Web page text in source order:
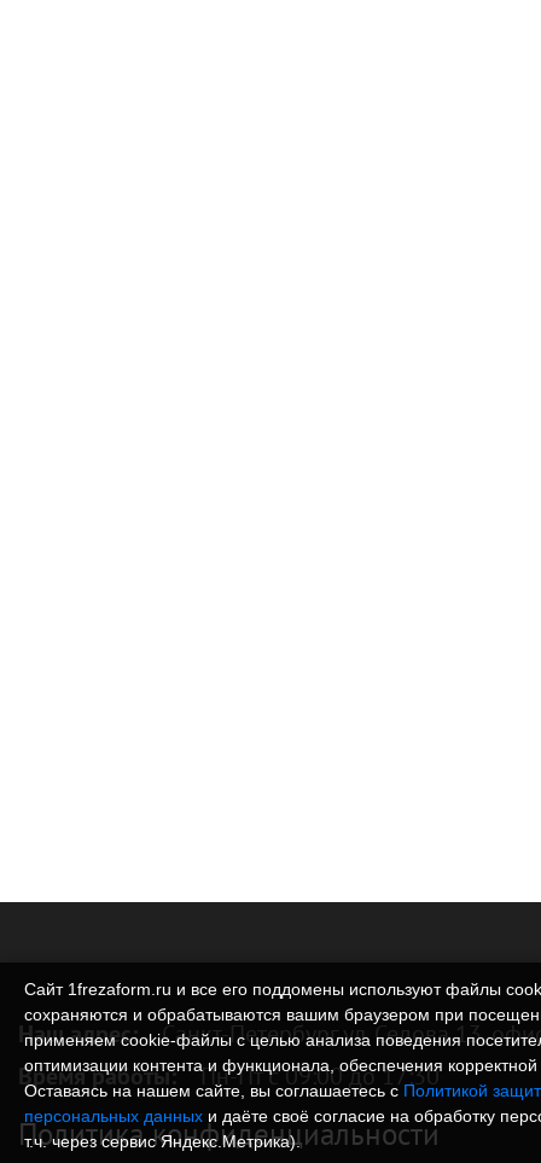
Наш адрес: Санкт-Петербург ул. Седова 13,
Время работы: Пн-Пт с 09:00 до 17:30
Политика конфиденциальности
Сайт 1frezaform.ru и все его поддомены используют файлы
сохраняются и обрабатываются вашим браузером при
применяем cookie‑файлы с целью анализа поведения
оптимизации контента и функционала, обеспечения
Оставаясь на нашем сайте, вы соглашаетесь с Политикой
персональных данных и даёте своё согласие на обработку
т.ч. через сервис Яндекс.Метрика).